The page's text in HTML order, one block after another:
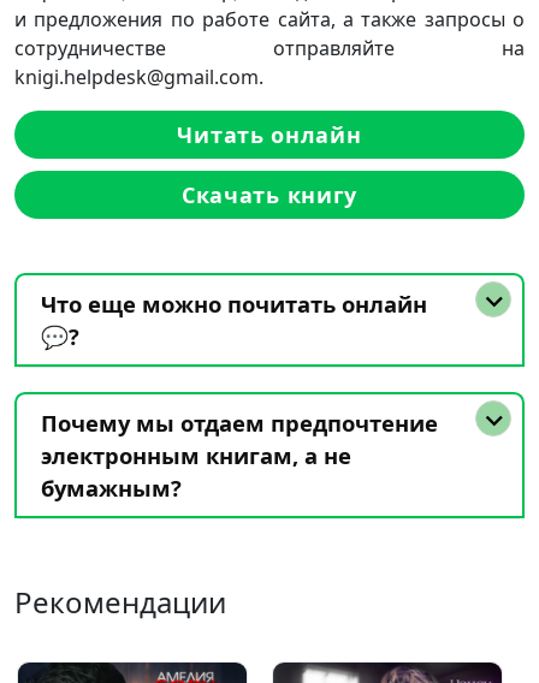
и предложения по работе сайта, а также запросы о
сотрудничестве отправляйте на
knigi.helpdesk@gmail.com.
Читать онлайн
Скачать книгу
Что еще можно почитать онлайн
💬?
Почему мы отдаем предпочтение
электронным книгам, а не
бумажным?
Рекомендации